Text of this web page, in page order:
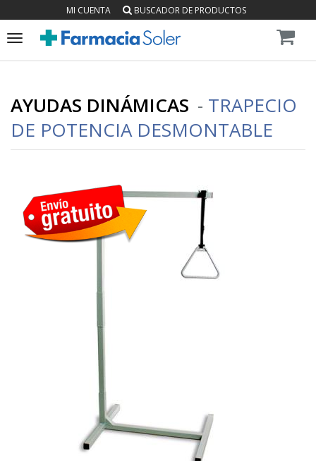
MI CUENTA BUSCADOR DE PRODUCTOS
Toggle
AYUDAS DINÁMICAS - TRAPECIO
DE POTENCIA DESMONTABLE